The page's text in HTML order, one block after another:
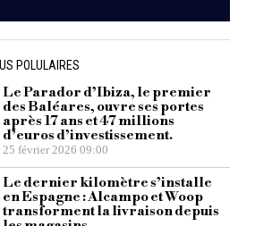
POLULAIRES
Le Parador d’Ibiza, le premier
des Baléares, ouvre ses portes
après 17 ans et 47 millions
d’euros d’investissement.
25 février 2026 09:00
Le dernier kilomètre s’installe
en Espagne : Alcampo et Woop
transforment la livraison depuis